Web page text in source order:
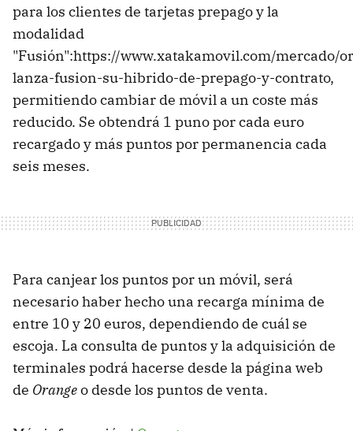
para los clientes de tarjetas prepago y la
modalidad
"Fusión":https://www.xatakamovil.com/mercado/
lanza-fusion-su-hibrido-de-prepago-y-contrato,
permitiendo cambiar de móvil a un coste más
reducido. Se obtendrá 1 puno por cada euro
recargado y más puntos por permanencia cada
seis meses.
Para canjear los puntos por un móvil, será
necesario haber hecho una recarga mínima de
entre 10 y 20 euros, dependiendo de cuál se
escoja. La consulta de puntos y la adquisición de
terminales podrá hacerse desde la página web
de Orangeo desde los puntos de venta.